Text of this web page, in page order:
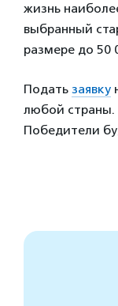
жизнь
выбранный
размере до 50
Подать заявку
любой страны.
Победители